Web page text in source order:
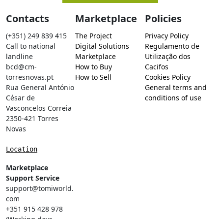
Contacts
(+351) 249 839 415
Call to national
landline
bcd@cm-
torresnovas.pt
Rua General António
César de
Vasconcelos Correia
2350-421 Torres
Novas
Location
Marketplace
Support Service
support@tomiworld.
com
+351 915 428 978
Marketplace
The Project
Digital Solutions
Marketplace
How to Buy
How to Sell
Policies
Privacy Policy
Regulamento de
Utilização dos
Cacifos
Cookies Policy
General terms and
conditions of use